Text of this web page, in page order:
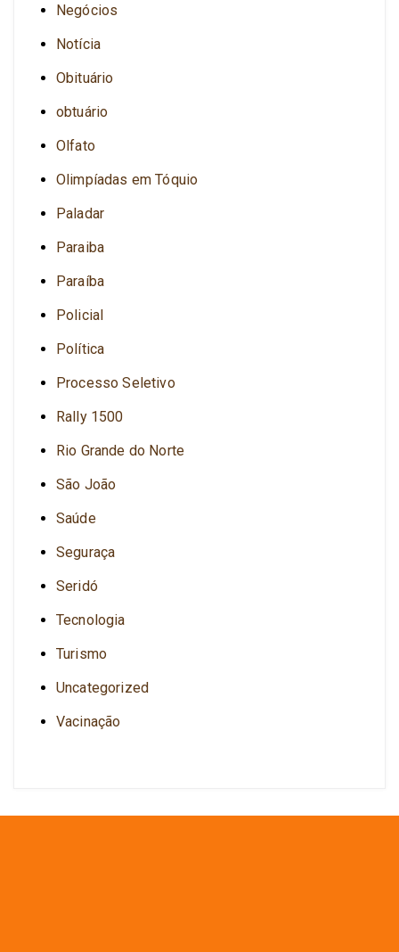
Negócios
Notícia
Obituário
obtuário
Olfato
Olimpíadas em Tóquio
Paladar
Paraiba
Paraíba
Policial
Política
Processo Seletivo
Rally 1500
Rio Grande do Norte
São João
Saúde
Seguraça
Seridó
Tecnologia
Turismo
Uncategorized
Vacinação